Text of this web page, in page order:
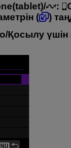
/ :
(
)
Қосылу